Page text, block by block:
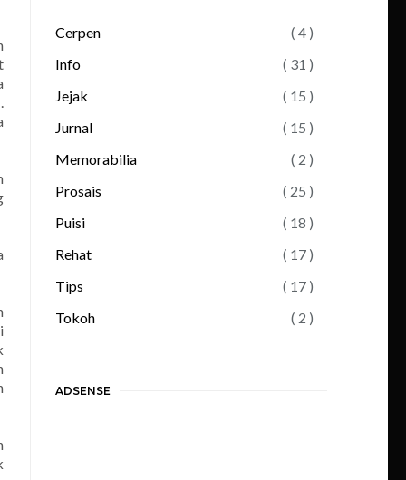
Cerpen
( 4 )
Info
( 31 )
Jejak
( 15 )
Jurnal
( 15 )
Memorabilia
( 2 )
Prosais
( 25 )
Puisi
( 18 )
Rehat
( 17 )
Tips
( 17 )
Tokoh
( 2 )
ADSENSE